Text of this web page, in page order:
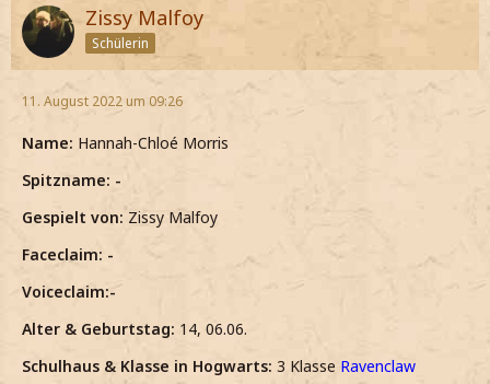
Zissy Malfoy
Schülerin
11. August 2022 um 09:26
Name: Hannah-Chloé Morris
Spitzname: -
Gespielt von: Zissy Malfoy
Faceclaim: -
Voiceclaim:-
Alter & Geburtstag: 14, 06.06.
Schulhaus & Klasse in Hogwarts: 3 Klasse Ravenclaw